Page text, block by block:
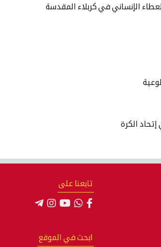
الإنساني في كربلاء المقدسة
الكرة
تابعنا على
ابحث في الموقع